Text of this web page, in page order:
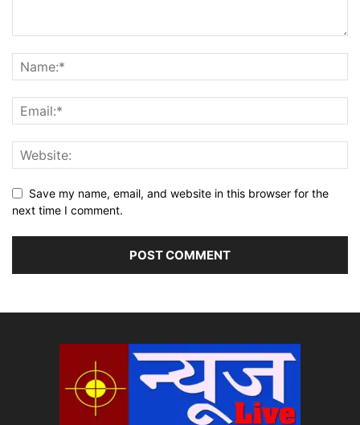
Save my name, email, and website in this browser for the
next time I comment.